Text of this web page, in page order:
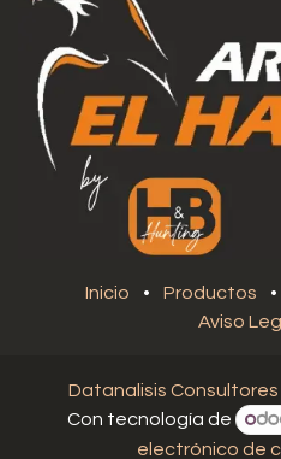
Inicio • Productos •
Aviso
Datanalisis Consultores
Con tecnología de
electrónico de